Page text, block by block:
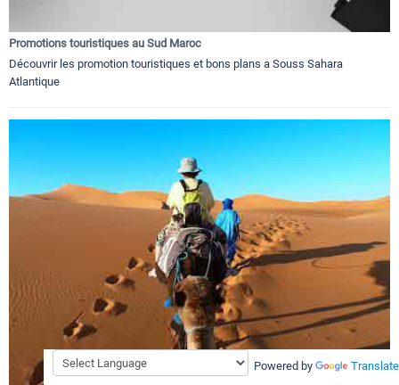
Promotions touristiques au Sud Maroc
Découvrir les promotion touristiques et bons plans a Souss Sahara
Atlantique
Powered by Translate